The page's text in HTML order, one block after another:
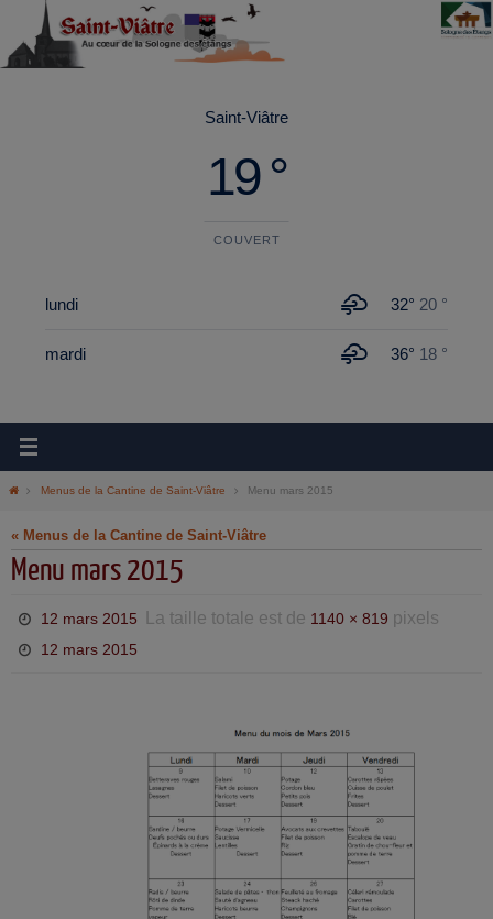
principal
Saint-Viâtre
19 °
COUVERT
lundi 32° 20 °
mardi 36° 18 °
Menus de la Cantine de Saint-Viâtre Menu mars 2015
« Menus de la Cantine de Saint-Viâtre
Menu mars 2015
12 mars 2015 La taille totale est de 1140 × 819 pixels
12 mars 2015